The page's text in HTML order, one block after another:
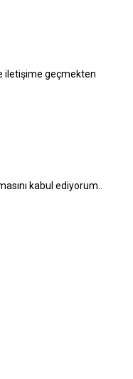
kabul ediyorum..